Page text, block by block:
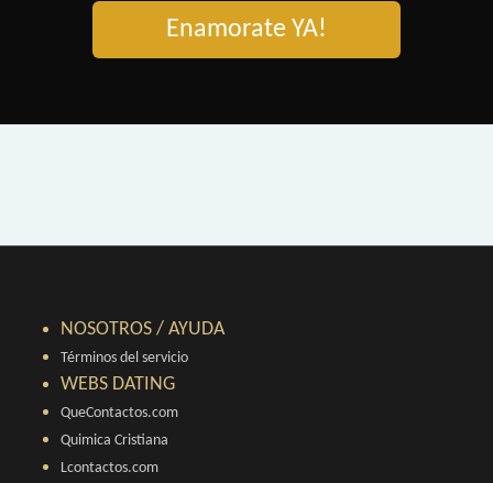
Enamorate YA!
NOSOTROS / AYUDA
Términos del servicio
WEBS DATING
QueContactos.com
Quimica Cristiana
Lcontactos.com